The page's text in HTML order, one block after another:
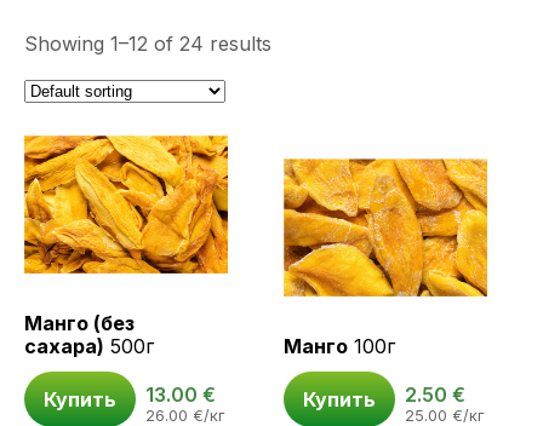
Showing 1–12 of 24 results
Манго (без
сахара) 500г
Купить 13.00 €
26.00 €/кг
Манго 100г
Купить 2.50 €
25.00 €/кг